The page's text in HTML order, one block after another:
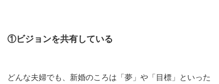
①ビジョンを共有している
どんな夫婦でも、新婚のころは「夢」や「目標」といった